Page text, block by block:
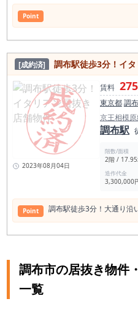
Point
[成約済] 調布駅徒歩3分！イ
2023年08月04日
賃料
東京都調
京王相模原
調布駅
階数/面積
2階 /
造作代金
3,300,000
Point 調布駅徒歩3分！大通り沿
調布市の居抜き物件
一覧